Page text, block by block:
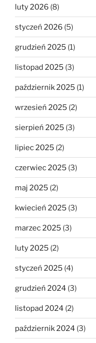
luty 2026 (8)
styczeń 2026 (5)
grudzień 2025 (1)
listopad 2025 (3)
październik 2025 (1)
wrzesień 2025 (2)
sierpień 2025 (3)
lipiec 2025 (2)
czerwiec 2025 (3)
maj 2025 (2)
kwiecień 2025 (3)
marzec 2025 (3)
luty 2025 (2)
styczeń 2025 (4)
grudzień 2024 (3)
listopad 2024 (2)
październik 2024 (3)